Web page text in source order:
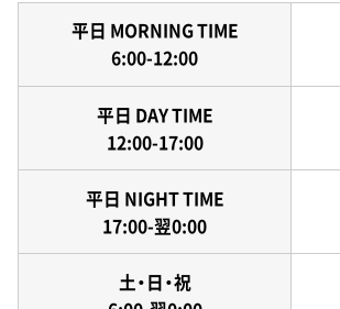
平日 MORNING TIME
6:00-12:00
平日 DAY TIME
12:00-17:00
平日 NIGHT TIME
17:00-翌0:00
土・日・祝